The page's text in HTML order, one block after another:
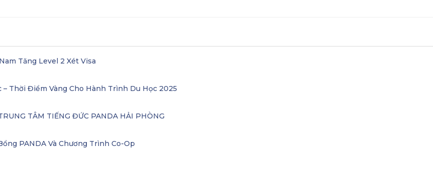
Tăng Level 2 Xét Visa
Thời Điểm Vàng Cho Hành Trình Du Học 2025
TÂM TIẾNG ĐỨC PANDA HẢI PHÒNG
PANDA Và Chương Trình Co-Op